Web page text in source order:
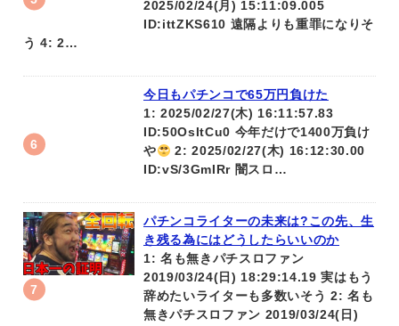
2025/02/24(月) 15:11:09.005
ID:ittZKS610 遠隔よりも重罪になりそ
う 4: 2…
今日もパチンコで65万円負けた
1: 2025/02/27(木) 16:11:57.83
ID:50OsItCu0 今年だけで1400万負け
や
2: 2025/02/27(木) 16:12:30.00
ID:vS/3GmIRr 闇スロ…
パチンコライターの未来は?この先、生
き残る為にはどうしたらいいのか
1: 名も無きパチスロファン
2019/03/24(日) 18:29:14.19 実はもう
辞めたいライターも多数いそう 2: 名も
無きパチスロファン 2019/03/24(日)